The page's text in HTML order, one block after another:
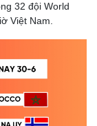
32 đội World
Việt Nam.